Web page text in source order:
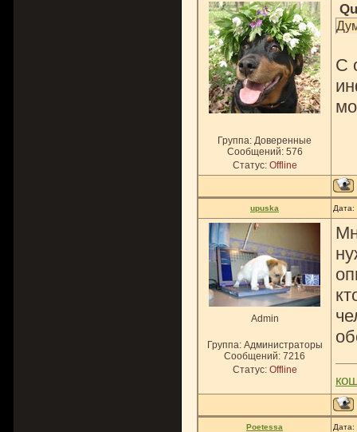
Группа: Доверенные
Сообщений: 576
Статус: Offline
С
upuska
Admin
Группа: Администраторы
Сообщений: 7216
Статус: Offline
Poetessa